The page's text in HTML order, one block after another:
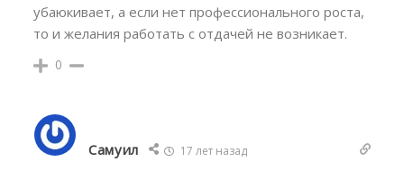
убаюкивает, а если нет профессионального роста,
то и желания работать с отдачей не возникает.
0
Самуил 17 лет назад